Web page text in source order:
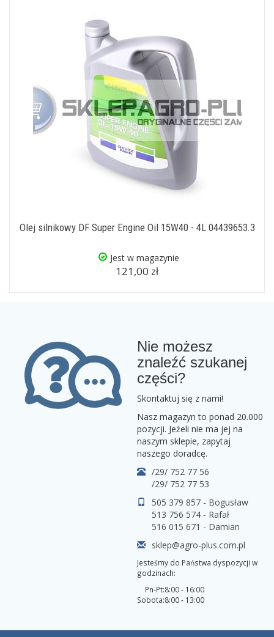
Olej silnikowy DF Super Engine Oil 15W40 - 4L 04439653.3
Jest w magazynie
121,00 zł
Nie możesz
znaleźć szukanej
części?
Skontaktuj się z nami!
Nasz magazyn to ponad 20.000
pozycji. Jeżeli nie ma jej na
naszym sklepie, zapytaj
naszego doradcę.
/29/ 752 77 56
/29/ 752 77 53
505 379 857 - Bogusław
513 756 574 - Rafał
516 015 671 - Damian
sklep@agro-plus.com.pl
Jesteśmy do Państwa dyspozycji w
godzinach:
Pn-Pt:
Sobota:
8:00 - 16:00
8:00 - 13:00